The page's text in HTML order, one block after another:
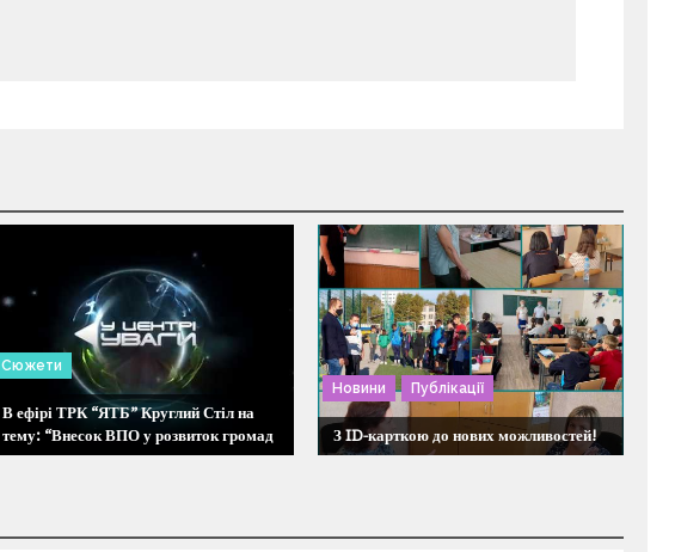
Сюжети
В ефірі ТРК “ЯТБ” Круглий Стіл на
тему: “Внесок ВПО у розвиток громад
Новини Публікації
З ID-карткою до нових можливостей!